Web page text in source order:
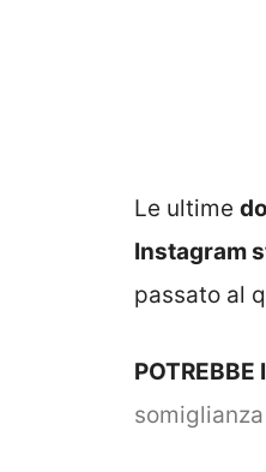
Le ultime
Instagram
passato al
POTREBBE
somiglianza